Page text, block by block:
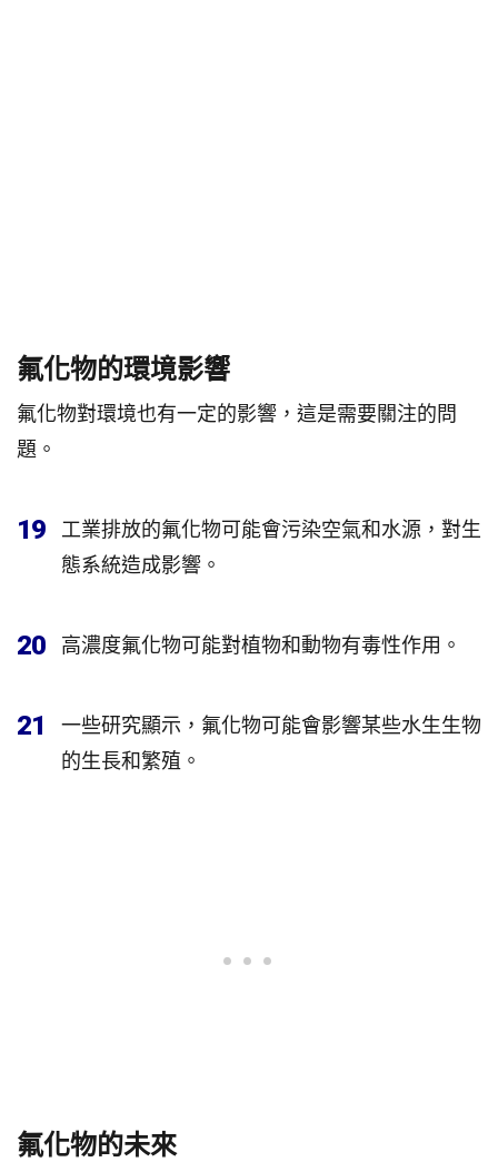
氟化物的環境影響
氟化物對環境也有一定的影響，這是需要關注的問
題。
19
工業排放的氟化物可能會污染空氣和水源，對生
態系統造成影響。
20 高濃度氟化物可能對植物和動物有毒性作用。
21
一些研究顯示，氟化物可能會影響某些水生生物
的生長和繁殖。
氟化物的未來